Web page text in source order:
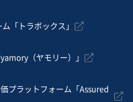
「トラボックス」
（ヤモリー）」
プラットフォーム「Assured